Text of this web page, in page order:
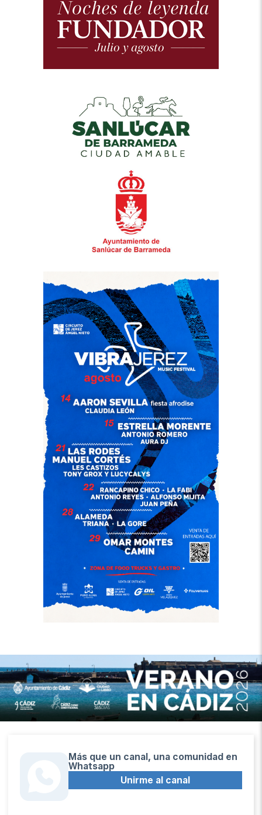
Más que un canal, una comunidad en
Whatsapp
Unirme al canal